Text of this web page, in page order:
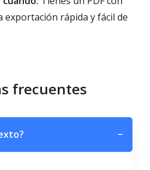
exportación rápida y fácil de
frecuentes
−